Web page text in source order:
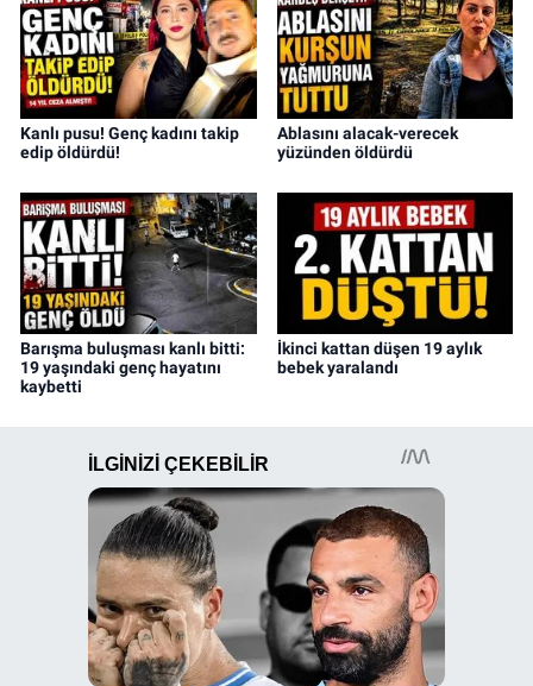
Kanlı pusu! Genç kadını takip
edip öldürdü!
Ablasını alacak-verecek
yüzünden öldürdü
Barışma buluşması kanlı bitti:
19 yaşındaki genç hayatını
kaybetti
İkinci kattan düşen 19 aylık
bebek yaralandı